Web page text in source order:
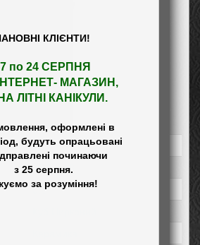
КЛІЄНТИ!
по 24 СЕРПНЯ
ІНТЕРНЕТ- МАГАЗИН ,
ЛІТНІ КАНІКУЛИ.
оформлені в
будуть опрацьовані
починаючи
925
17.5 и 18
5,2